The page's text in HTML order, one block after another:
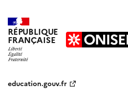
RÉPUBLIQUE
FRANÇAISE
education.gouv.fr